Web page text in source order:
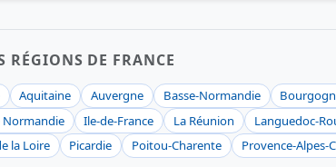
RÉGIONS DE FRANCE
Aquitaine Auvergne Basse-Normandie
Normandie
Ile-de-France La Réunion Languedoc-
la Loire
Picardie Poitou-Charente Provence-Alpes-